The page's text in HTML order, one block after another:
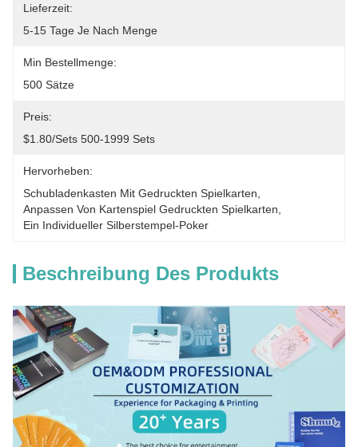
Lieferzeit:
5-15 Tage Je Nach Menge
Min Bestellmenge:
500 Sätze
Preis:
$1.80/sets 500-1999 Sets
Hervorheben:
Schubladenkasten Mit Gedruckten Spielkarten
Anpassen Von Kartenspiel Gedruckten Spielkarten
Ein Individueller Silberstempel-Poker
Beschreibung Des Produkts